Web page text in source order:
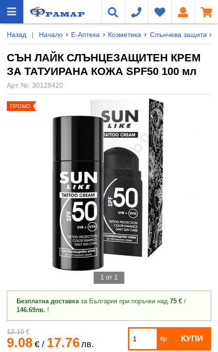
Назад | Начало Е-Аптека Козметика Слънчева защита
СЪН ЛАЙК СЛЪНЦЕЗАЩИТЕН КРЕМ
ЗА ТАТУИРАНА КОЖА SPF50 100 мл
Арт. №: 30128420
1 от 1
ПРОМО
Безплатна доставказа България при поръчки над 75 € /
146.69лв. !
12.10 €
9.08 €/ 17.76 лв.
бр. КУПИ